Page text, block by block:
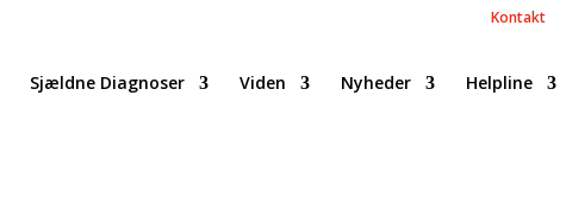
Kontakt
Sjældne Diagnoser Viden Nyheder Helpline